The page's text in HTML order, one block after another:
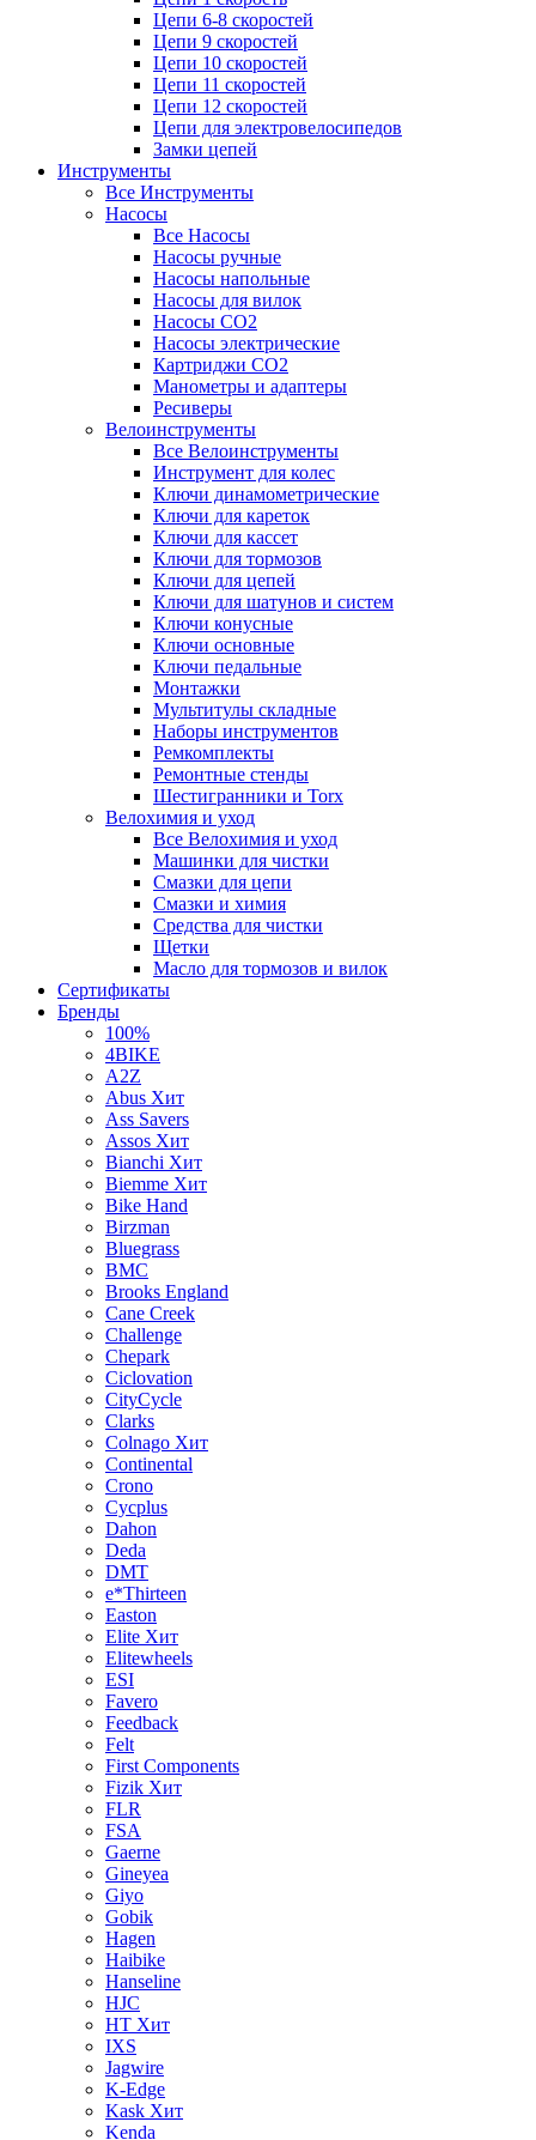
Цепи 6-8 скоростей
Цепи 9 скоростей
Цепи 10 скоростей
Цепи 11 скоростей
Цепи 12 скоростей
Цепи для электровелосипедов
Замки цепей
Инструменты
Все Инструменты
Насосы
Все Насосы
Насосы ручные
Насосы напольные
Насосы для вилок
Насосы CO2
Насосы электрические
Картриджи CO2
Манометры и адаптеры
Ресиверы
Велоинструменты
Все Велоинструменты
Инструмент для колес
Ключи динамометрические
Ключи для кареток
Ключи для кассет
Ключи для тормозов
Ключи для цепей
Ключи для шатунов и систем
Ключи конусные
Ключи основные
Ключи педальные
Монтажки
Мультитулы складные
Наборы инструментов
Ремкомплекты
Ремонтные стенды
Шестигранники и Torx
Велохимия и уход
Все Велохимия и уход
Машинки для чистки
Смазки для цепи
Смазки и химия
Средства для чистки
Щетки
Масло для тормозов и вилок
Сертификаты
Бренды
100%
4BIKE
A2Z
Abus Хит
Ass Savers
Assos Хит
Bianchi Хит
Biemme Хит
Bike Hand
Birzman
Bluegrass
BMC
Brooks England
Cane Creek
Challenge
Chepark
Ciclovation
CityCycle
Clarks
Colnago Хит
Continental
Crono
Cycplus
Dahon
Deda
DMT
e*Thirteen
Easton
Elite Хит
Elitewheels
ESI
Favero
Feedback
Felt
First Components
Fizik Хит
FLR
FSA
Gaerne
Gineyea
Giyo
Gobik
Hagen
Haibike
Hanseline
HJC
HT Хит
IXS
Jagwire
K-Edge
Kask Хит
Kenda